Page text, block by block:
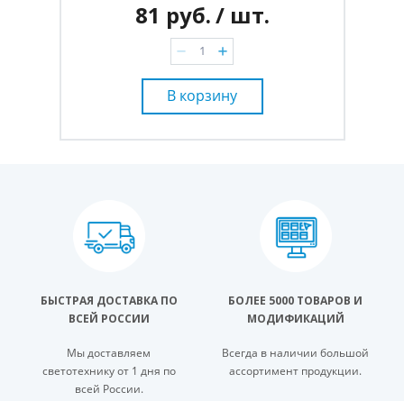
81 руб./ шт.
В корзину
БЫСТРАЯ ДОСТАВКА ПО
ВСЕЙ РОССИИ
Мы доставляем
светотехнику от 1 дня по
всей России.
БОЛЕЕ 5000 ТОВАРОВ И
МОДИФИКАЦИЙ
Всегда в наличии большой
ассортимент продукции.